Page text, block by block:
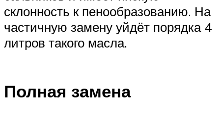
склонность к пенообразованию. На
частичную замену уйдёт порядка 4
литров такого масла.
Полная замена